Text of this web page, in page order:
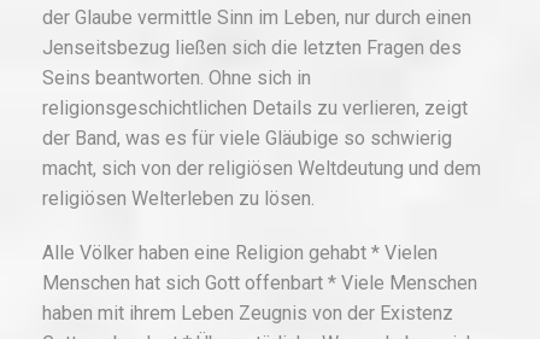
der Glaube vermittle Sinn im Leben, nur durch einen
Jenseitsbezug ließen sich die letzten Fragen des
Seins beantworten. Ohne sich in
religionsgeschichtlichen Details zu verlieren, zeigt
der Band, was es für viele Gläubige so schwierig
macht, sich von der religiösen Weltdeutung und dem
religiösen Welterleben zu lösen.
Alle Völker haben eine Religion gehabt * Vielen
Menschen hat sich Gott offenbart * Viele Menschen
haben mit ihrem Leben Zeugnis von der Existenz